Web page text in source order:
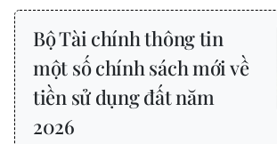
Bộ Tài chính thông tin
một số chính sách mới về
tiền sử dụng đất năm
2026